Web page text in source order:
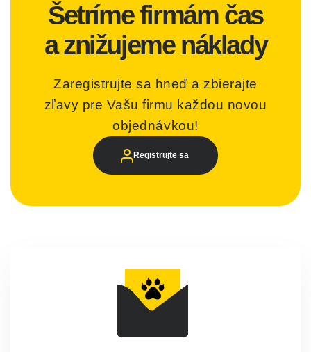
Šetríme firmám čas
a znižujeme náklady
Zaregistrujte sa hneď a zbierajte
zľavy pre Vašu firmu každou novou
objednávkou!
Registrujte sa